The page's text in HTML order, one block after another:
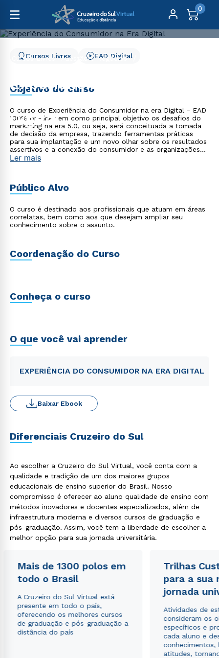
0
Cursos Livres
Gestão e Negócios
Experiência do
Consumidor na Era
Digital
Cursos Livres EAD Digital
Objetivo do curso
O curso de Experiência do Consumidor na era Digital - EAD
100% on-line tem como principal objetivo os desafios do
marketing na era 5.0, ou seja, será conceituada a tomada
de decisão da empresa, trazendo ferramentas práticas
para sua implantação e um novo olhar sobre os resultados
assertivos e a conexão do consumidor e as organizações
ao mundo digital.
Ler mais
Público Alvo
O curso é destinado aos profissionais que atuam em áreas
correlatas, bem como aos que desejam ampliar seu
conhecimento sobre o assunto.
Coordenação do Curso
Conheça o curso
O que você vai aprender
EXPERIÊNCIA DO CONSUMIDOR NA ERA DIGITAL
Baixar Ebook
Diferenciais Cruzeiro do Sul
Ao escolher a Cruzeiro do Sul Virtual, você conta com a
qualidade e tradição de um dos maiores grupos
educacionais de ensino superior do Brasil. Nosso
compromisso é oferecer ao aluno qualidade de ensino com
métodos inovadores e docentes especializados, além de
infraestrutura moderna e diversos cursos de graduação e
pós-graduação. Assim, você tem a liberdade de escolher a
melhor opção para sua jornada universitária.
Mais de 1300 polos em
todo o Brasil
A Cruzeiro do Sul Virtual está
presente em todo o país,
oferecendo os melhores cursos
de graduação e pós-graduação a
distância do país
Trilhas
para a sua
jornada
Atividades de
consideram os
específicos e
cada aluno e
conhecimentos,
atitudes,